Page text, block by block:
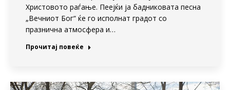
Христовото раѓање. Пеејќи ја бадниковата песна
„Вечниот Бог“ ќе го исполнат градот со
празнична атмосфера и…
Прочитај повеќе